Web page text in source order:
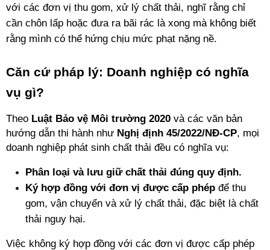
với các đơn vị thu gom, xử lý chất thải, nghĩ rằng chỉ
cần chôn lấp hoặc đưa ra bãi rác là xong mà không biết
rằng mình có thể hứng chịu mức phạt nặng nề.
Căn cứ pháp lý: Doanh nghiệp có nghĩa
vụ gì?
Theo Luật Bảo vệ Môi trường 2020 và các văn bản
hướng dẫn thi hành như Nghị định 45/2022/NĐ-CP, mọi
doanh nghiệp phát sinh chất thải đều có nghĩa vụ:
Phân loại và lưu giữ chất thải đúng quy định.
Ký hợp đồng với đơn vị được cấp phép để thu
gom, vận chuyển và xử lý chất thải, đặc biệt là chất
thải nguy hại.
Việc không ký hợp đồng với các đơn vị được cấp phép